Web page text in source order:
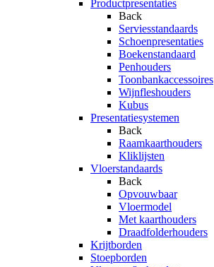
Productpresentaties
Back
Serviesstandaards
Schoenpresentaties
Boekenstandaard
Penhouders
Toonbankaccessoires
Wijnfleshouders
Kubus
Presentatiesystemen
Back
Raamkaarthouders
Kliklijsten
Vloerstandaards
Back
Opvouwbaar
Vloermodel
Met kaarthouders
Draadfolderhouders
Krijtborden
Stoepborden